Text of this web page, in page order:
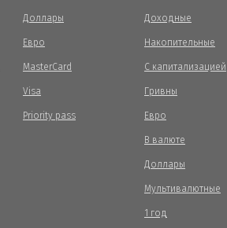
Доллары
Евро
MasterCard
Visa
Priority pass
Доходные
Накопительные
С капитализацией
Гривны
Евро
В валюте
Доллары
Мультивалютные
1 год